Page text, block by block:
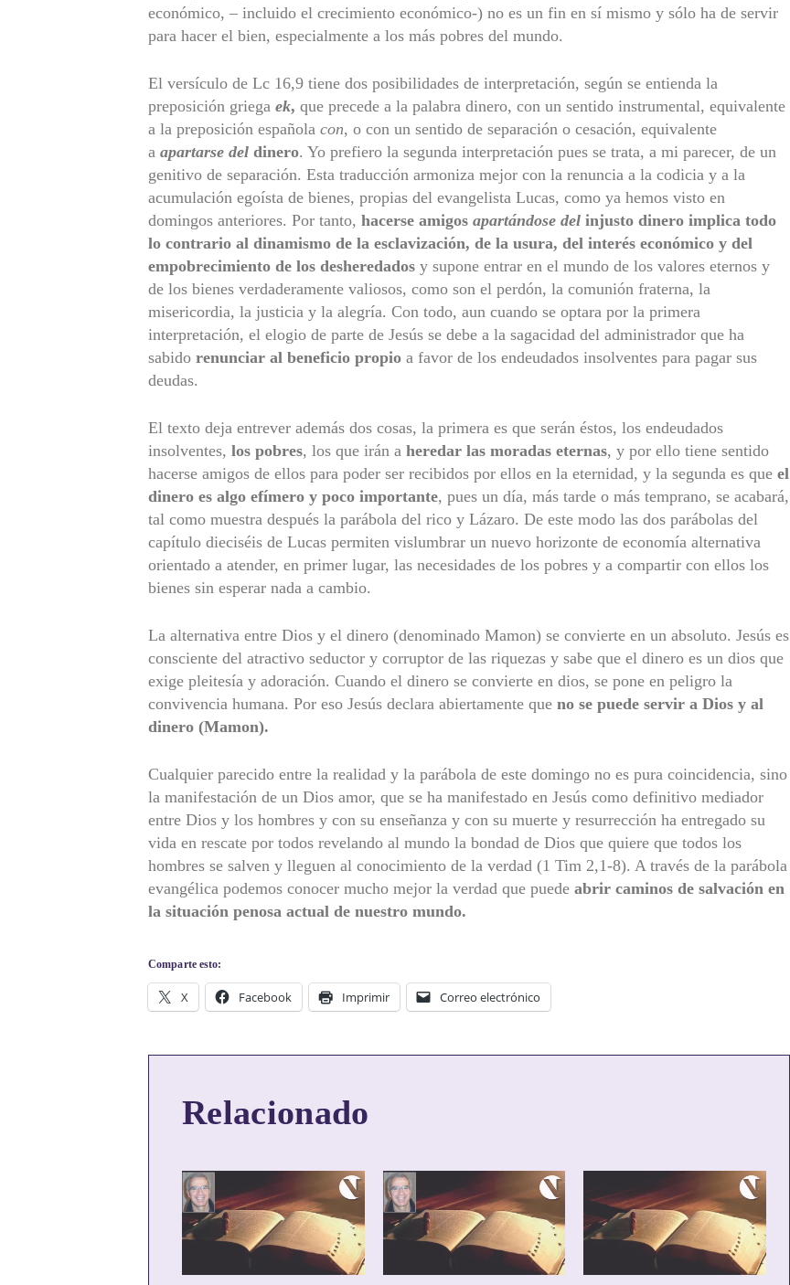
económico, – incluido el crecimiento económico-) no es un fin en sí mismo y sólo ha de servir
para hacer el bien, especialmente a los más pobres del mundo.
El versículo de Lc 16,9 tiene dos posibilidades de interpretación, según se entienda la
preposición griega ek, que precede a la palabra dinero, con un sentido instrumental, equivalente
a la preposición española con, o con un sentido de separación o cesación, equivalente
a apartarse del dinero. Yo prefiero la segunda interpretación pues se trata, a mi parecer, de un
genitivo de separación. Esta traducción armoniza mejor con la renuncia a la codicia y a la
acumulación egoísta de bienes, propias del evangelista Lucas, como ya hemos visto en
domingos anteriores. Por tanto, hacerse amigos apartándose del injusto dinero implica todo
lo contrario al dinamismo de la esclavización, de la usura, del interés económico y del
empobrecimiento de los desheredados y supone entrar en el mundo de los valores eternos y
de los bienes verdaderamente valiosos, como son el perdón, la comunión fraterna, la
misericordia, la justicia y la alegría. Con todo, aun cuando se optara por la primera
interpretación, el elogio de parte de Jesús se debe a la sagacidad del administrador que ha
sabido renunciar al beneficio propio a favor de los endeudados insolventes para pagar sus
deudas.
El texto deja entrever además dos cosas, la primera es que serán éstos, los endeudados
insolventes, los pobres, los que irán a heredar las moradas eternas, y por ello tiene sentido
hacerse amigos de ellos para poder ser recibidos por ellos en la eternidad, y la segunda es que el
dinero es algo efímero y poco importante, pues un día, más tarde o más temprano, se acabará,
tal como muestra después la parábola del rico y Lázaro. De este modo las dos parábolas del
capítulo dieciséis de Lucas permiten vislumbrar un nuevo horizonte de economía alternativa
orientado a atender, en primer lugar, las necesidades de los pobres y a compartir con ellos los
bienes sin esperar nada a cambio.
La alternativa entre Dios y el dinero (denominado Mamon) se convierte en un absoluto. Jesús es
consciente del atractivo seductor y corruptor de las riquezas y sabe que el dinero es un dios que
exige pleitesía y adoración. Cuando el dinero se convierte en dios, se pone en peligro la
convivencia humana. Por eso Jesús declara abiertamente que no se puede servir a Dios y al
dinero (Mamon).
Cualquier parecido entre la realidad y la parábola de este domingo no es pura coincidencia, sino
la manifestación de un Dios amor, que se ha manifestado en Jesús como definitivo mediador
entre Dios y los hombres y con su enseñanza y con su muerte y resurrección ha entregado su
vida en rescate por todos revelando al mundo la bondad de Dios que quiere que todos los
hombres se salven y lleguen al conocimiento de la verdad (1 Tim 2,1-8). A través de la parábola
evangélica podemos conocer mucho mejor la verdad que puede abrir caminos de salvación en
la situación penosa actual de nuestro mundo.
Comparte esto:
X Facebook Imprimir Correo electrónico
Relacionado